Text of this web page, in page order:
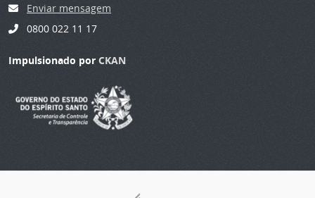
Enviar mensagem
0800 022 11 17
Impulsionado por CKAN